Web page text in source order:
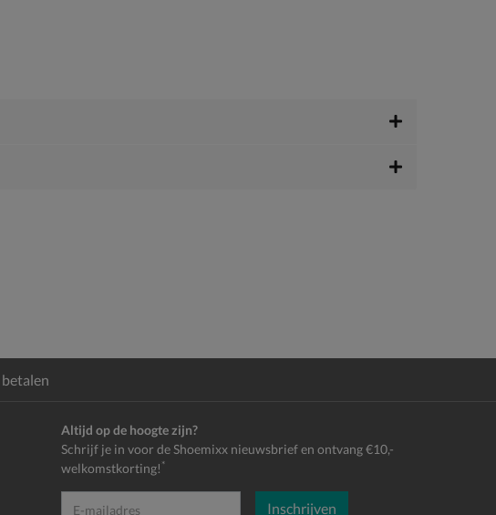
betalen
Altijd op de hoogte zijn?
Schrijf je in voor de Shoemixx nieuwsbrief en ontvang €10,-
welkomstkorting! *
E-mailadres Inschrijven